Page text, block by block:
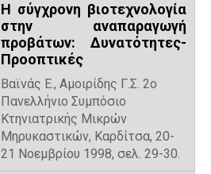
Η σύγχρονη βιοτεχνολογία
στην αναπαραγωγή
προβάτων: Δυνατότητες-
Προοπτικές
Βαϊνάς Ε., Αμοιρίδης Γ.Σ. 2ο
Πανελλήνιο Συμπόσιο
Κτηνιατρικής Μικρών
Μηρυκαστικών, Καρδίτσα, 20-
21 Νοεμβρίου 1998, σελ. 29-30.